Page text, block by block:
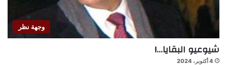
وجهة نظر
شيوعيو البقايا…!
4 أكتوبر، 2024